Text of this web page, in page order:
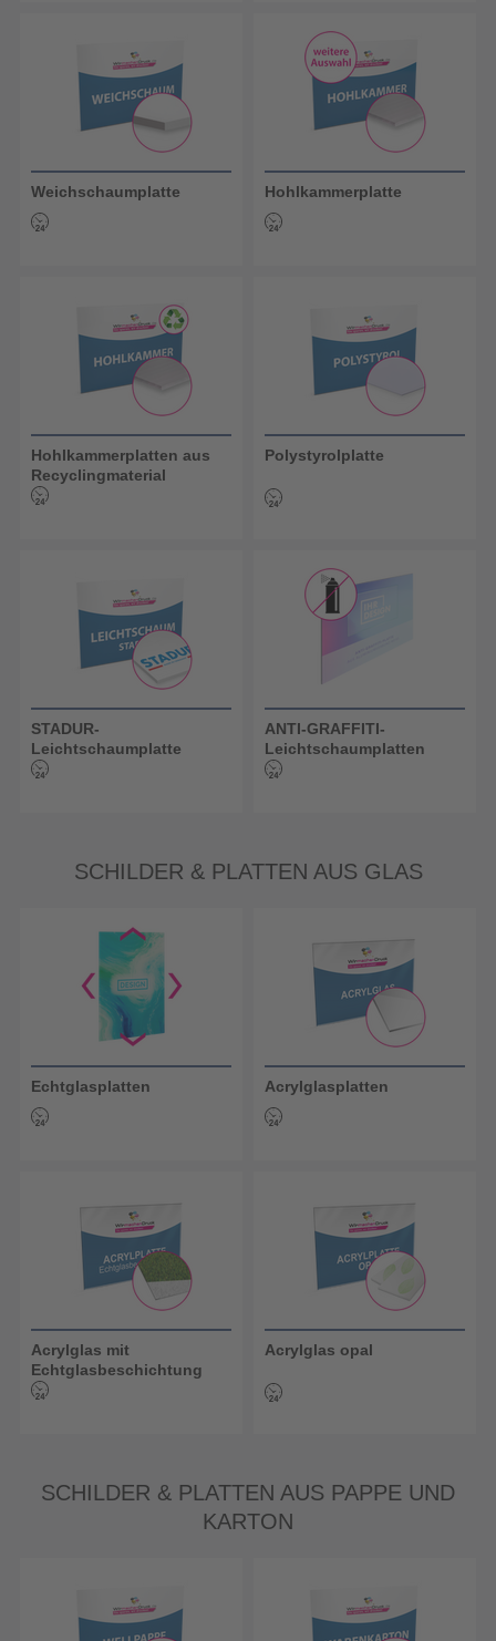
Weichschaumplatte Hohlkammerplatte
Hohlkammerplatten aus
Recyclingmaterial
Polystyrolplatte
STADUR-
Leichtschaumplatte
ANTI-GRAFFITI-
Leichtschaumplatten
SCHILDER & PLATTEN AUS GLAS
Echtglasplatten Acrylglasplatten
Acrylglas mit
Echtglasbeschichtung
Acrylglas opal
SCHILDER & PLATTEN AUS PAPPE UND
KARTON